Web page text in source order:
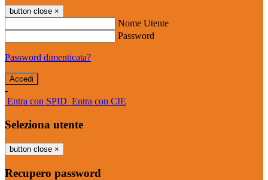
button close ×
Nome Utente
Password
Password dimenticata?
-
Entra con SPID Entra con CIE
Seleziona utente
button close ×
Recupero password